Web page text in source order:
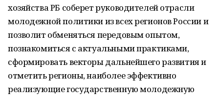
хозяйства РБ соберет руководителей отрасли
молодежной политики из всех регионов России и
позволит обменяться передовым опытом,
познакомиться с актуальными практиками,
сформировать векторы дальнейшего развития и
отметить регионы, наиболее эффективно
реализующие государственную молодежную